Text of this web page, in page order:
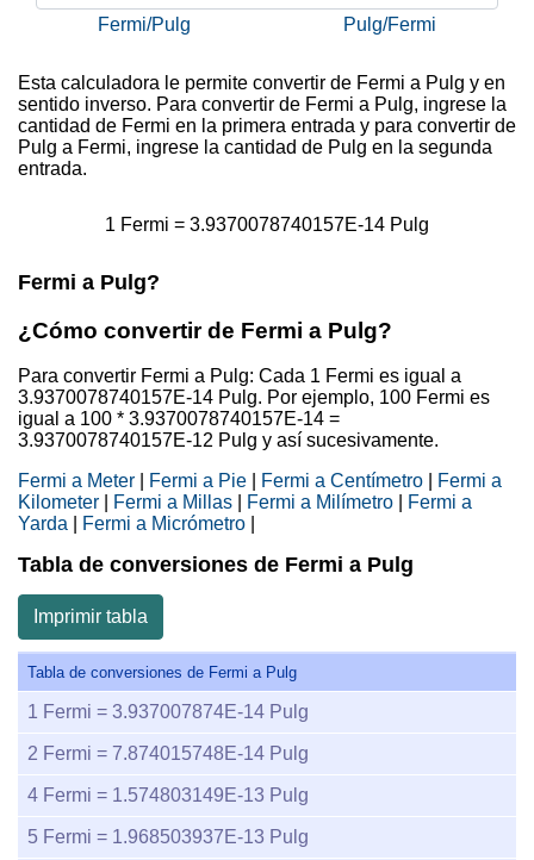
Fermi/Pulg
Pulg/Fermi
Esta calculadora le permite convertir de Fermi a Pulg y en
sentido inverso. Para convertir de Fermi a Pulg, ingrese la
cantidad de Fermi en la primera entrada y para convertir de
Pulg a Fermi, ingrese la cantidad de Pulg en la segunda
entrada.
1 Fermi = 3.9370078740157E-14 Pulg
Fermi a Pulg?
¿Cómo convertir de Fermi a Pulg?
Para convertir Fermi a Pulg: Cada 1 Fermi es igual a
3.9370078740157E-14 Pulg. Por ejemplo, 100 Fermi es
igual a 100 * 3.9370078740157E-14 =
3.9370078740157E-12 Pulg y así sucesivamente.
Fermi a Meter
Fermi a Pie Fermi a Centímetro
Fermi a
Kilometer
Fermi a Millas Fermi a Milímetro
Fermi a
Yarda
Fermi a Micrómetro
Tabla de conversiones de Fermi a Pulg
Imprimir tabla
Tabla de conversiones de Fermi a Pulg
1 Fermi = 3.937007874E-14 Pulg
2 Fermi = 7.874015748E-14 Pulg
4 Fermi = 1.574803149E-13 Pulg
5 Fermi = 1.968503937E-13 Pulg